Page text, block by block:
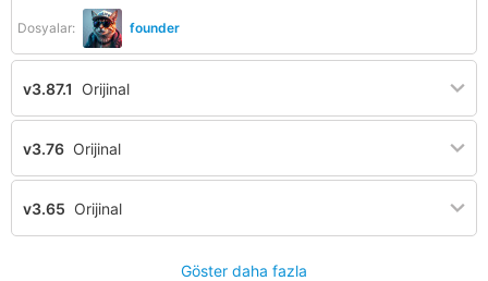
Dosyalar: founder
v3.87.1 Orijinal
v3.76 Orijinal
v3.65 Orijinal
Göster daha fazla